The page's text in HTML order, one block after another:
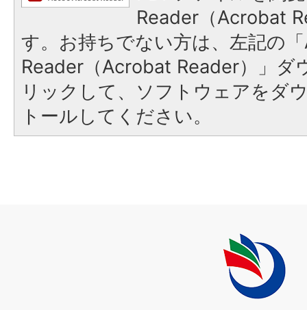
Reader（Acrobat
す。お持ちでない方は、左記の
Reader（Acrobat Reader）」ダ
リックして、ソフトウェアをダ
トールしてください。